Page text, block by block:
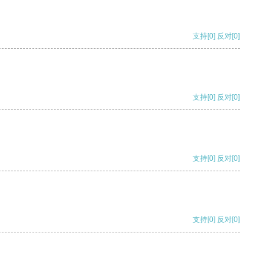
支持[0] 反对[0]
支持[0] 反对[0]
支持[0] 反对[0]
支持[0] 反对[0]